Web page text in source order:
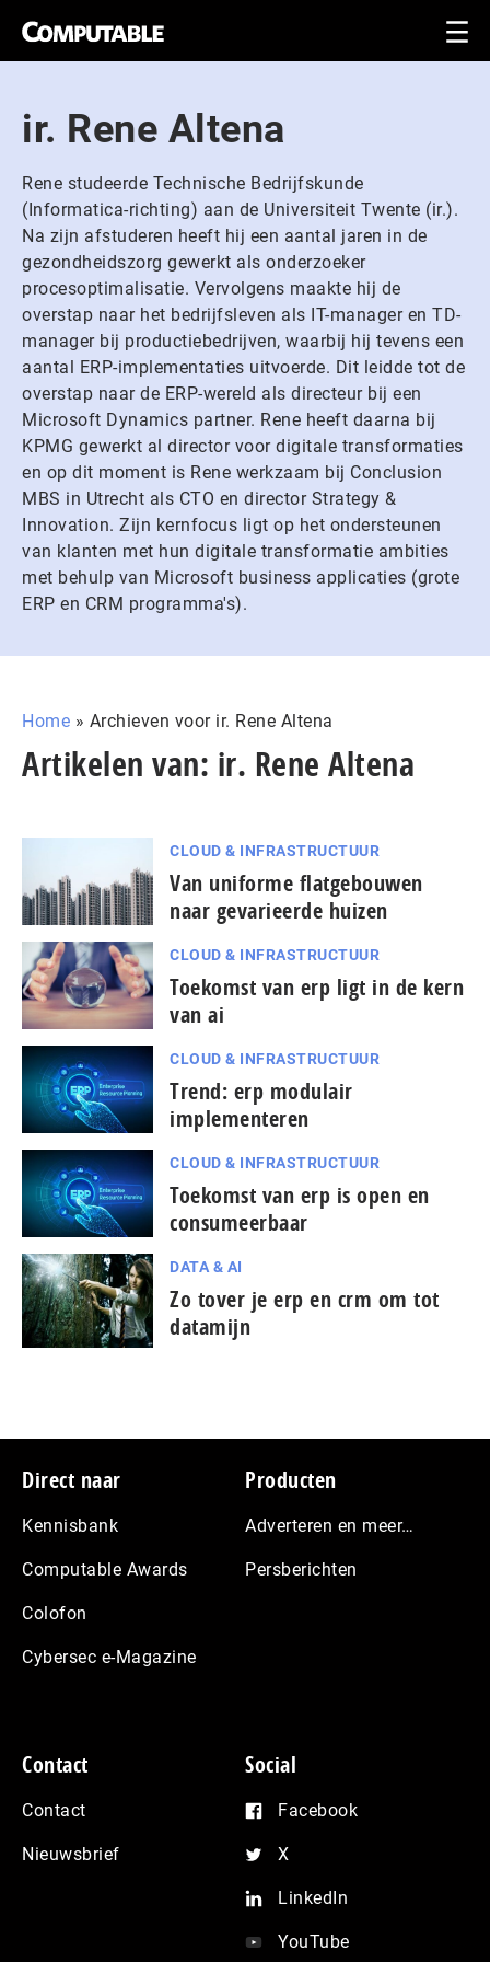
ir. Rene Altena
Rene studeerde Technische Bedrijfskunde
(Informatica-richting) aan de Universiteit Twente (ir.).
Na zijn afstuderen heeft hij een aantal jaren in de
gezondheidszorg gewerkt als onderzoeker
procesoptimalisatie. Vervolgens maakte hij de
overstap naar het bedrijfsleven als IT-manager en TD-
manager bij productiebedrijven, waarbij hij tevens een
aantal ERP-implementaties uitvoerde. Dit leidde tot de
overstap naar de ERP-wereld als directeur bij een
Microsoft Dynamics partner. Rene heeft daarna bij
KPMG gewerkt al director voor digitale transformaties
en op dit moment is Rene werkzaam bij Conclusion
MBS in Utrecht als CTO en director Strategy &
Innovation. Zijn kernfocus ligt op het ondersteunen
van klanten met hun digitale transformatie ambities
met behulp van Microsoft business applicaties (grote
ERP en CRM programma's).
Home » Archieven voor ir. Rene Altena
Artikelen van: ir. Rene Altena
CLOUD & INFRASTRUCTUUR
Van uniforme flatgebouwen
naar gevarieerde huizen
CLOUD & INFRASTRUCTUUR
Toekomst van erp ligt in de kern
van ai
CLOUD & INFRASTRUCTUUR
Trend: erp modulair
implementeren
CLOUD & INFRASTRUCTUUR
Toekomst van erp is open en
consumeerbaar
DATA & AI
Zo tover je erp en crm om tot
datamijn
Footer
Direct naar
Kennisbank
Computable Awards
Colofon
Cybersec e-Magazine
Producten
Adverteren en meer…
Persberichten
Contact
Contact
Nieuwsbrief
Social
Facebook
X
LinkedIn
YouTube